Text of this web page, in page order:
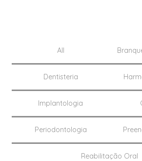
All
Dentisteria
Implantologia
Periodontologia
Reabilitação Oral